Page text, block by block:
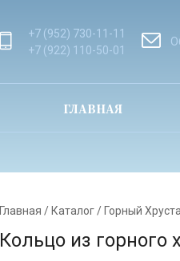
+7 (952) 730-11-11
+7 (922) 110-50-01
ГЛАВНАЯ
Главная / Каталог/ Горный
Кольцо из горного